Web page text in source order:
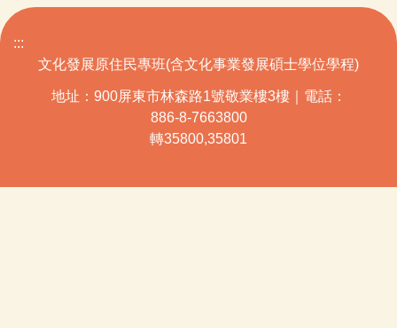
:::
文化發展原住民專班(含文化事業發展碩士學位學程)
地址：900屏東市林森路1號敬業樓3樓｜電話：
886-8-7663800
轉35800,35801